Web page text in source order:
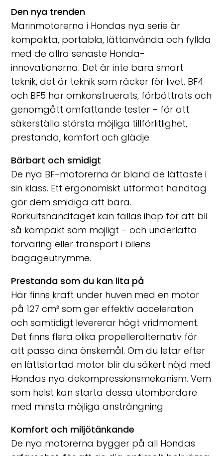
Den nya trenden
Marinmotorerna i Hondas nya serie är
kompakta, portabla, lättanvända och fyllda
med de allra senaste Honda-
innovationerna. Det är inte bara smart
teknik, det är teknik som räcker för livet. BF4
och BF5 har omkonstruerats, förbättrats och
genomgått omfattande tester – för att
säkerställa största möjliga tillförlitlighet,
prestanda, komfort och glädje.
Bärbart och smidigt
De nya BF-motorerna är bland de lättaste i
sin klass. Ett ergonomiskt utformat handtag
gör dem smidiga att bära.
Rorkultshandtaget kan fällas ihop för att bli
så kompakt som möjligt – och underlätta
förvaring eller transport i bilens
bagageutrymme.
Prestanda som du kan lita på
Här finns kraft under huven med en motor
på 127 cm³ som ger effektiv acceleration
och samtidigt levererar högt vridmoment.
Det finns flera olika propelleralternativ för
att passa dina önskemål. Om du letar efter
en lättstartad motor blir du säkert nöjd med
Hondas nya dekompressionsmekanism. Vem
som helst kan starta dessa utombordare
med minsta möjliga ansträngning.
Komfort och miljötänkande
De nya motorerna bygger på all Hondas